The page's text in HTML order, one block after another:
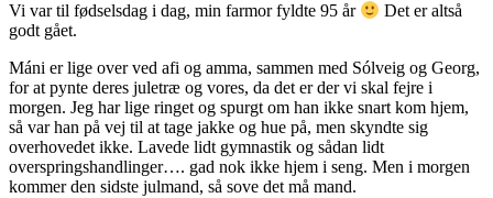
Vi var til fødselsdag i dag, min farmor fyldte 95 år
Det er altså
godt gået.
Máni er lige over ved afi og amma, sammen med Sólveig og Georg,
for at pynte deres juletræ og vores, da det er der vi skal fejre i
morgen. Jeg har lige ringet og spurgt om han ikke snart kom hjem,
så var han på vej til at tage jakke og hue på, men skyndte sig
overhovedet ikke. Lavede lidt gymnastik og sådan lidt
overspringshandlinger…. gad nok ikke hjem i seng. Men i morgen
kommer den sidste julmand, så sove det må mand.